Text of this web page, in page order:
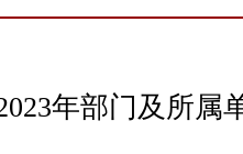
年部门及所属